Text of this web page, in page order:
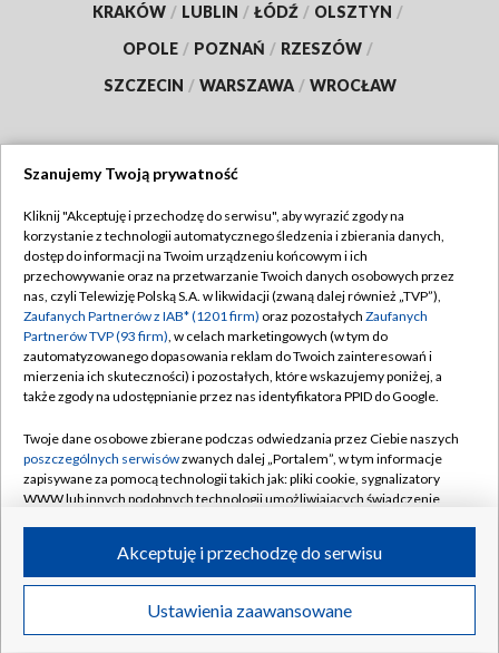
KRAKÓW / LUBLIN / ŁÓDŹ / OLSZTYN /
OPOLE / POZNAŃ / RZESZÓW /
SZCZECIN / WARSZAWA / WROCŁAW
TVP
Abonament TVP
Emisja w TVP
Centrum informacji TVP
Naziemna Telewizja Cyfrowa
Rada Programowa
System NOS
Informacje o nadawcy
Program dla prasy
Ogłoszenie przetargowe
Regulamin TVP
Polityka prywatności
Moje zgody
Pomoc
Kontakt
Kanały
©2026 Telewizja Polska S.A. w likwidacji
Szanujemy Twoją prywatność
Kliknij "Akceptuję i przechodzę do serwisu", aby wyrazić zgody na
korzystanie z technologii automatycznego śledzenia i zbierania danych,
dostęp do informacji na Twoim urządzeniu końcowym i ich
przechowywanie oraz na przetwarzanie Twoich danych osobowych przez
nas, czyli Telewizję Polską S.A. w likwidacji (zwaną dalej również „TVP”),
Zaufanych Partnerów z IAB* (1201 firm) oraz pozostałych Zaufanych
Partnerów TVP (93 firm), w celach marketingowych (w tym do
zautomatyzowanego dopasowania reklam do Twoich zainteresowań i
mierzenia ich skuteczności) i pozostałych, które wskazujemy poniżej, a
także zgody na udostępnianie przez nas identyfikatora PPID do Google.
Twoje dane osobowe zbierane podczas odwiedzania przez Ciebie naszych
poszczególnych serwisówzwanych dalej „Portalem”, w tym informacje
zapisywane za pomocą technologii takich jak: pliki cookie, sygnalizatory
WWW lub innych podobnych technologii umożliwiających świadczenie
ruchu w Internecie.
Twoje dane osobowe zbierane podczas odwiedzania przez Ciebie
poszczególnych serwisówna Portalu, takie jak adresy IP, identyfikatory
Ustawienia zaawansowane
Akceptuję i przechodzę do serwisu